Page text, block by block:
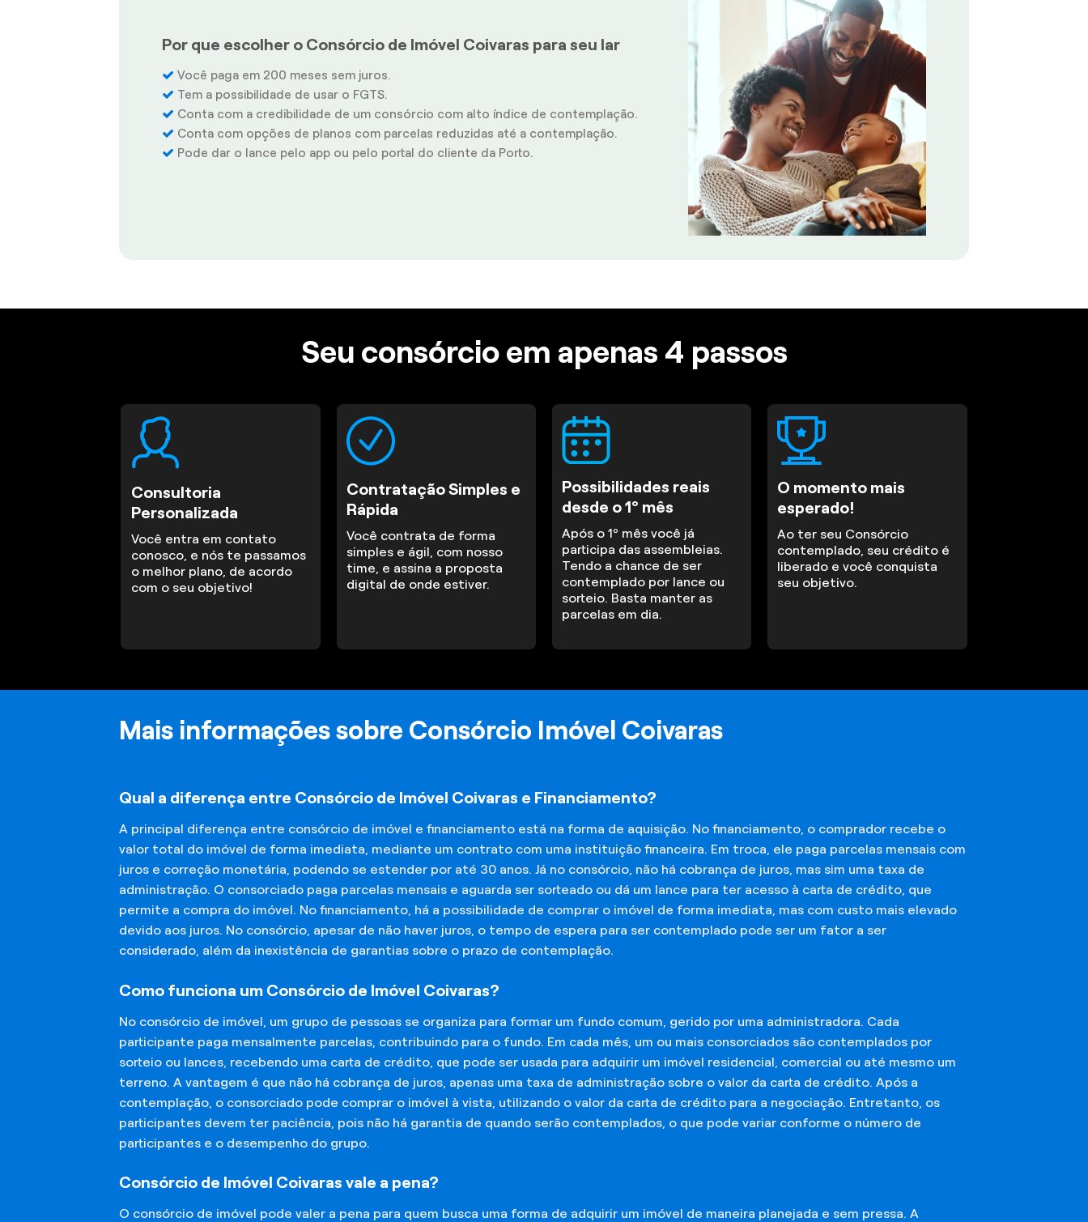
Por que escolher o Consórcio de Imóvel Coivaras para seu lar
Você paga em 200 meses sem juros.
Tem a possibilidade de usar o FGTS.
Conta com a credibilidade de um consórcio com alto índice de contemplação.
Conta com opções de planos com parcelas reduzidas até a contemplação.
Pode dar o lance pelo app ou pelo portal do cliente da Porto.
Seu consórcio em apenas 4 passos
Consultoria
Personalizada
Você entra em contato
conosco, e nós te passamos
o melhor plano, de acordo
com o seu objetivo!
Contratação Simples e
Rápida
Você contrata de forma
simples e ágil, com nosso
time, e assina a proposta
digital de onde estiver.
Possibilidades reais
desde o 1º mês
Após o 1º mês você já
participa das assembleias.
Tendo a chance de ser
contemplado por lance ou
sorteio. Basta manter as
parcelas em dia.
O momento mais
esperado!
Ao ter seu Consórcio
contemplado, seu crédito é
liberado e você conquista
seu objetivo.
Mais informações sobre Consórcio Imóvel Coivaras
Qual a diferença entre Consórcio de Imóvel Coivaras e Financiamento?
A principal diferença entre consórcio de imóvel e financiamento está na forma de aquisição. No financiamento, o comprador recebe o
valor total do imóvel de forma imediata, mediante um contrato com uma instituição financeira. Em troca, ele paga parcelas mensais com
juros e correção monetária, podendo se estender por até 30 anos. Já no consórcio, não há cobrança de juros, mas sim uma taxa de
administração. O consorciado paga parcelas mensais e aguarda ser sorteado ou dá um lance para ter acesso à carta de crédito, que
permite a compra do imóvel. No financiamento, há a possibilidade de comprar o imóvel de forma imediata, mas com custo mais elevado
devido aos juros. No consórcio, apesar de não haver juros, o tempo de espera para ser contemplado pode ser um fator a ser
considerado, além da inexistência de garantias sobre o prazo de contemplação.
Como funciona um Consórcio de Imóvel Coivaras?
No consórcio de imóvel, um grupo de pessoas se organiza para formar um fundo comum, gerido por uma administradora. Cada
participante paga mensalmente parcelas, contribuindo para o fundo. Em cada mês, um ou mais consorciados são contemplados por
sorteio ou lances, recebendo uma carta de crédito, que pode ser usada para adquirir um imóvel residencial, comercial ou até mesmo um
terreno. A vantagem é que não há cobrança de juros, apenas uma taxa de administração sobre o valor da carta de crédito. Após a
contemplação, o consorciado pode comprar o imóvel à vista, utilizando o valor da carta de crédito para a negociação. Entretanto, os
participantes devem ter paciência, pois não há garantia de quando serão contemplados, o que pode variar conforme o número de
participantes e o desempenho do grupo.
Consórcio de Imóvel Coivaras vale a pena?
O consórcio de imóvel pode valer a pena para quem busca uma forma de adquirir um imóvel de maneira planejada e sem pressa. A